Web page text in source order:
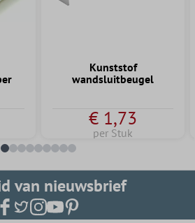
Kunststof
wandsluitbeugel
€ 1,73
per Stuk
van nieuwsbrief